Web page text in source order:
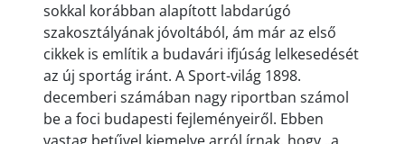
sokkal korábban alapított labdarúgó
szakosztályának jóvoltából, ám már az első
cikkek is említik a budavári ifjúság lelkesedését
az új sportág iránt. A Sport-világ 1898.
decemberi számában nagy riportban számol
be a foci budapesti fejleményeiről. Ebben